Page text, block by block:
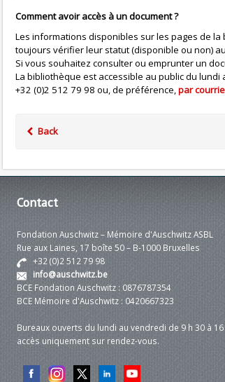
Comment avoir accès à un document ?
Les informations disponibles sur les pages de
toujours vérifier leur statut (disponible ou non)
Si vous souhaitez consulter ou emprunter un
La bibliothèque est accessible au public du
+32 (0)2 512 79 98 ou, de préférence,par
Back
Contact
Fondation Auschwitz – Mémoire d'Auschwitz ASBL
Rue aux Laines, 17 boîte 50 – B-1000 Bruxelles
+32 (0)2 512 79 98
info@auschwitz.be
BCE Fondation Auschwitz : 0876787354
BCE Mémoire d'Auschwitz : 0420667323
Bureaux ouverts du lundi au vendredi de 9 h 30 à 16
accès uniquement sur rendez-vous.